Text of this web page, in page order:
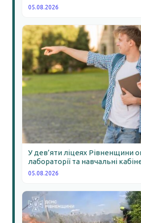
05.08.2026
У дев’яти ліцеях Рівненщини
лабораторії та навчальні
05.08.2026